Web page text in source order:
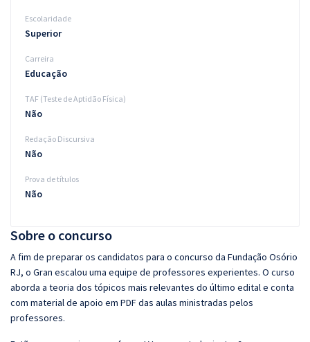
Sobre o concurso
A fim de preparar os candidatos para o concurso da Fundação Osório
RJ, o Gran escalou uma equipe de professores experientes. O curso
aborda a teoria dos tópicos mais relevantes do último edital e conta
com material de apoio em PDF das aulas ministradas pelos
professores.
Escolaridade
Superior
Carreira
Educação
TAF (Teste de Aptidão Física)
Não
Redação Discursiva
Não
Prova de títulos
Não